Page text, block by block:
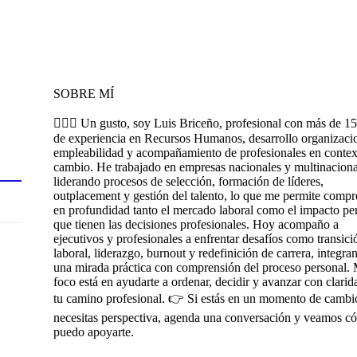
SOBRE MÍ
🙋🏻‍♂️ Un gusto, soy Luis Briceño, profesional con más de
de experiencia en Recursos Humanos, desarrollo
empleabilidad y acompañamiento de profesionales en
cambio. He trabajado en empresas nacionales y
liderando procesos de selección, formación de líderes,
outplacement y gestión del talento, lo que me permite
en profundidad tanto el mercado laboral como el impacto
que tienen las decisiones profesionales. Hoy acompaño a
ejecutivos y profesionales a enfrentar desafíos como
laboral, liderazgo, burnout y redefinición de carrera,
una mirada práctica con comprensión del proceso personal.
foco está en ayudarte a ordenar, decidir y avanzar con
tu camino profesional. 👉 Si estás en un momento de
necesitas perspectiva, agenda una conversación y veamos
puedo apoyarte.